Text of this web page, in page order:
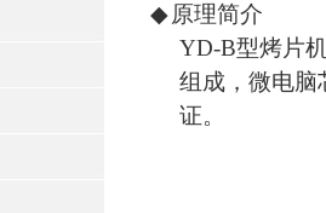
◆原理简介
YD-B型烤片
组成，微电脑
证。